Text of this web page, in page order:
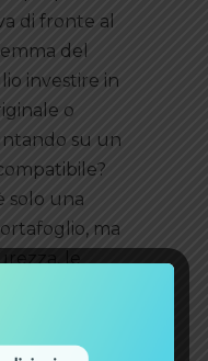
di fronte al
del
investire in
o
su un
solo una
ma
le
dettaglio